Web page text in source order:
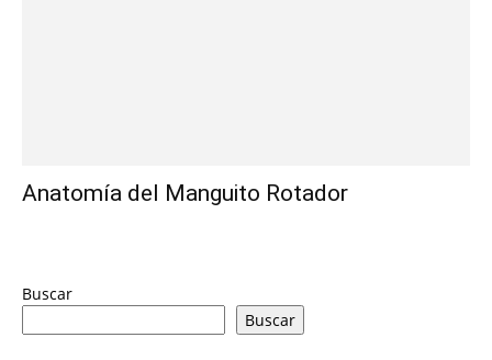
Anatomí­a del Manguito Rotador
Buscar
Buscar